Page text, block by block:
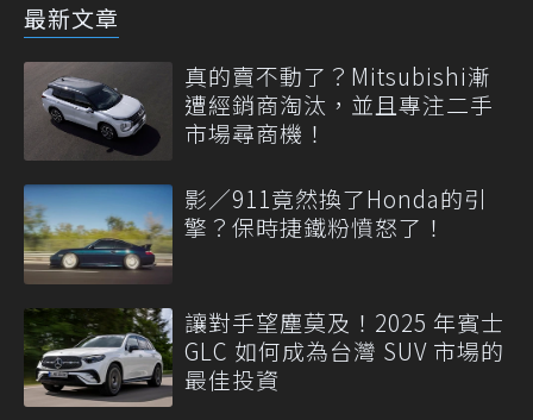
最新文章
真的賣不動了？Mitsubishi漸
遭經銷商淘汰，並且專注二手
市場尋商機！
影／911竟然換了Honda的引
擎？保時捷鐵粉憤怒了！
讓對手望塵莫及！2025 年賓士
GLC 如何成為台灣 SUV 市場的
最佳投資